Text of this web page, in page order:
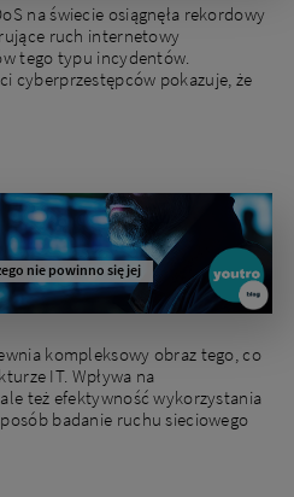
na świecie osiągnęła rekordowy
ruch internetowy
tego typu incydentów.
cyberprzestępców pokazuje, że
nie powinno się jej
kompleksowy obraz tego, co
IT. Wpływa na
też efektywność wykorzystania
badanie ruchu sieciowego